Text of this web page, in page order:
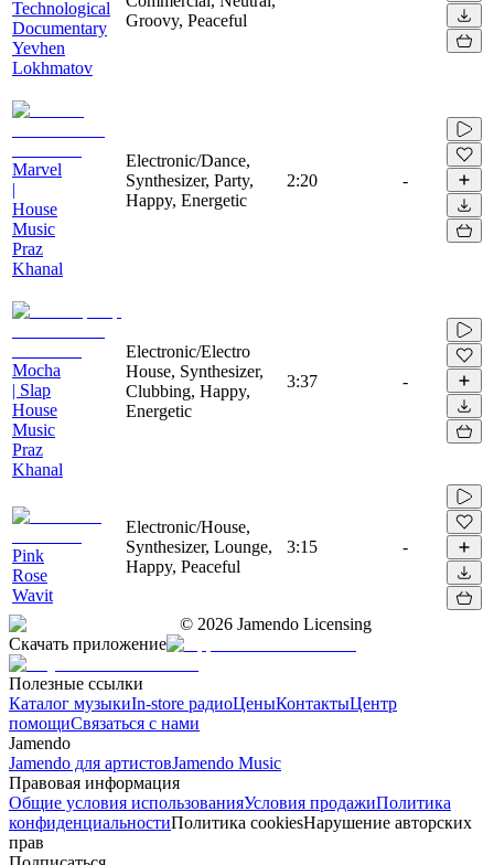
Technological
Documentary
Yevhen
Lokhmatov
Groovy, Peaceful
Marvel
|
House
Music
Praz
Khanal
Electronic/Dance,
Synthesizer, Party,
Happy, Energetic
2:20 -
Mocha
| Slap
House
Music
Praz
Khanal
Electronic/Electro
House, Synthesizer,
Clubbing, Happy,
Energetic
3:37 -
Pink
Rose
Wavit
Electronic/House,
Synthesizer, Lounge,
Happy, Peaceful
3:15 -
© 2026 Jamendo Licensing
Скачать приложение
Полезные ссылки
Каталог музыкиIn-store радиоЦеныКонтактыЦентр
помощиСвязаться с нами
Jamendo
Jamendo для артистовJamendo Music
Правовая информация
Общие условия использованияУсловия продажиПолитика
конфиденциальностиПолитика cookiesНарушение авторских
прав